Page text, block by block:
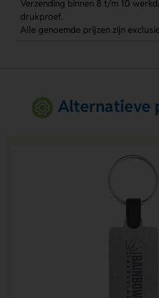
Verzending binnen 8 t/m 10
drukproef.
Alle genoemde prijzen zijn
Alternatieve